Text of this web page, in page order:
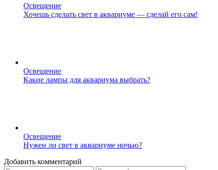
Освещение
Хочешь сделать свет в аквариуме — сделай его сам!
Освещение
Какие лампы для аквариума выбрать?
Освещение
Нужен ли свет в аквариуме ночью?
Добавить комментарий